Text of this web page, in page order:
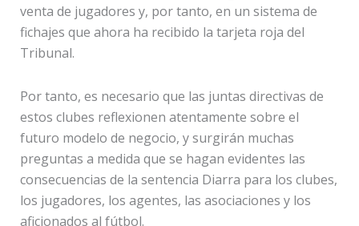
venta de jugadores y, por tanto, en un sistema de
fichajes que ahora ha recibido la tarjeta roja del
Tribunal.
Por tanto, es necesario que las juntas directivas de
estos clubes reflexionen atentamente sobre el
futuro modelo de negocio, ​​y surgirán muchas
preguntas a medida que se hagan evidentes las
consecuencias de la sentencia Diarra para los clubes,
los jugadores, los agentes, las asociaciones y los
aficionados al fútbol.